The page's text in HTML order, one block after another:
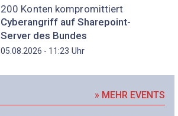
200 Konten kompromittiert
Cyberangriff auf Sharepoint-
Server des Bundes
05.08.2026 - 11:23 Uhr
» MEHR EVENTS